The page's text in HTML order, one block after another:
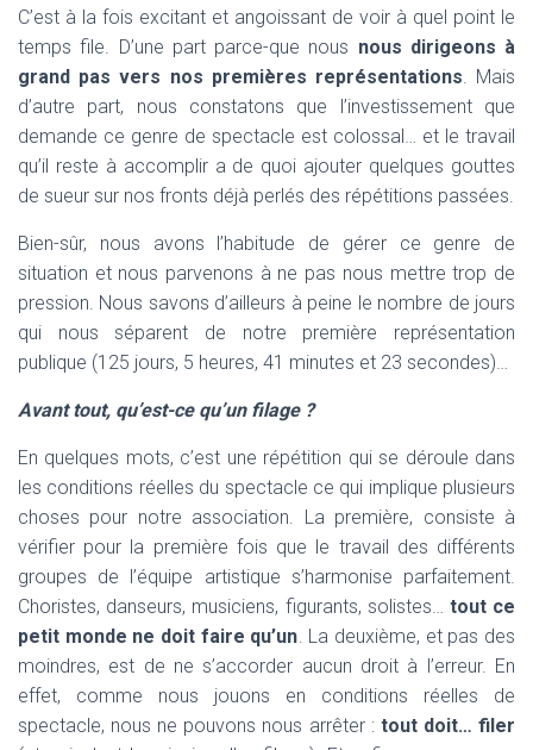
C’est à la fois excitant et angoissant de voir à quel point le
temps file. D’une part parce-que nous nous dirigeons à
grand pas vers nos premières représentations. Mais
d’autre part, nous constatons que l’investissement que
demande ce genre de spectacle est colossal… et le travail
qu’il reste à accomplir a de quoi ajouter quelques gouttes
de sueur sur nos fronts déjà perlés des répétitions passées.
Bien-sûr, nous avons l’habitude de gérer ce genre de
situation et nous parvenons à ne pas nous mettre trop de
pression. Nous savons d’ailleurs à peine le nombre de jours
qui nous séparent de notre première représentation
publique (125 jours, 5 heures, 41 minutes et 23 secondes)…
Avant tout, qu’est-ce qu’un filage ?
En quelques mots, c’est une répétition qui se déroule dans
les conditions réelles du spectacle ce qui implique plusieurs
choses pour notre association. La première, consiste à
vérifier pour la première fois que le travail des différents
groupes de l’équipe artistique s’harmonise parfaitement.
Choristes, danseurs, musiciens, figurants, solistes… tout ce
petit monde ne doit faire qu’un. La deuxième, et pas des
moindres, est de ne s’accorder aucun droit à l’erreur. En
effet, comme nous jouons en conditions réelles de
spectacle, nous ne pouvons nous arrêter : tout doit… filer